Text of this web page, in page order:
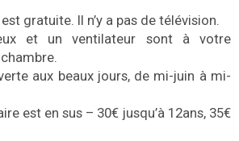
gratuite. Il n’y a pas de télévision.
et un ventilateur sont à votre
aux beaux jours, de mi-juin à mi-
est en sus – 30€ jusqu’à 12ans, 35€